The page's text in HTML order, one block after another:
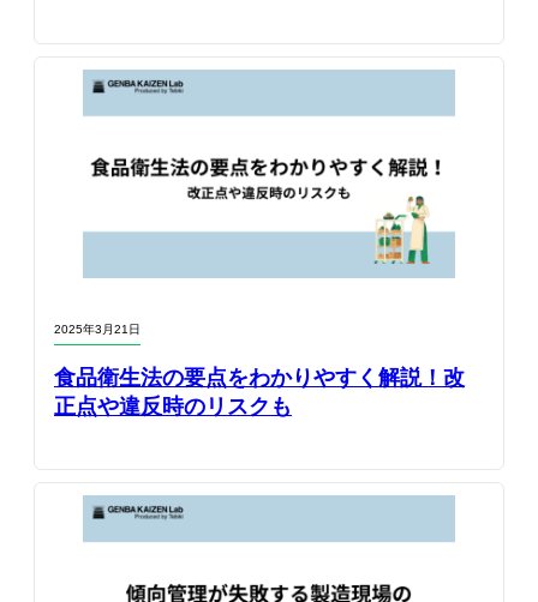
2025年3月21日
食品衛生法の要点をわかりやすく解説！改
正点や違反時のリスクも